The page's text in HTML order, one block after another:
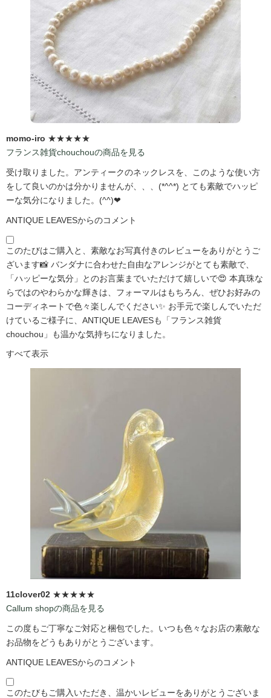
momo-iro ★★★★★
フランス雑貨chouchouの商品を見る
受け取りました。アンティークのネックレスを、このような使い方
をして良いのかは分かりませんが、、、(*^^*) とても素敵でハッピ
ーな気分になりました。(^^)❤
ANTIQUE LEAVESからのコメント
このたびはご購入と、素敵なお写真付きのレビューをありがとうご
ざいます📸 バンダナに合わせた自由なアレンジがとても素敵で、
「ハッピーな気分」とのお言葉までいただけて嬉しいで😍 本真珠な
らではのやわらかな輝きは、フォーマルはもちろん、ぜひお好みの
コーディネートで色々楽しんでください✨ お手元で楽しんでいただ
けているご様子に、ANTIQUE LEAVESも「フランス雑貨
chouchou」も温かな気持ちになりました。
すべて表示
11clover02 ★★★★★
Callum shopの商品を見る
この度もご丁寧なご対応と梱包でした。いつも色々なお店の素敵な
お品物をどうもありがとうございます。
ANTIQUE LEAVESからのコメント
このたびもご購入いただき、温かいレビューをありがとうございま